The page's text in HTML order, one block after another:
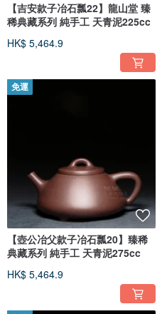
【吉安款子冶石瓢22】龍山堂 臻
稀典藏系列 純手工 天青泥225cc
HK$ 5,464.9
免運
【壺公冶父款子冶石瓢20】臻稀
典藏系列 純手工 天青泥275cc
HK$ 5,464.9